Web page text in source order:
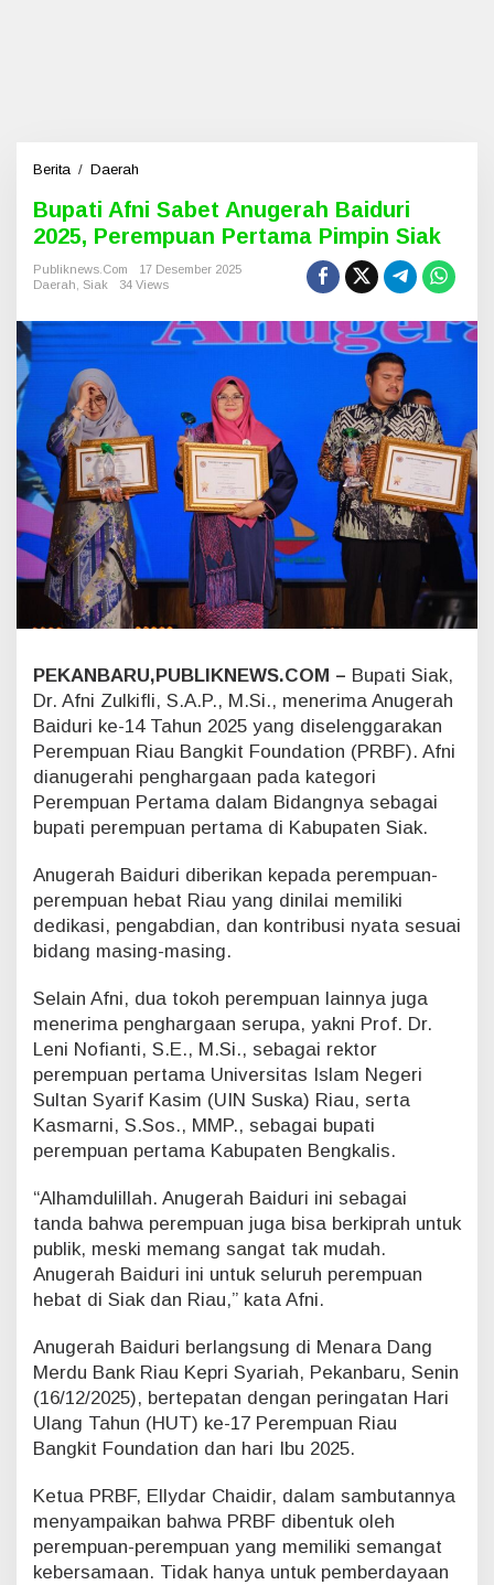
Berita / Daerah
p
a
i
e
t
A
u
g
r
h
a
i
u
r
i
2
2
,
P
e
r
p
u
a
n
P
r
t
m
a
P
i
m
p
n
S
a
Bupati Afni Sabet Anugerah Baiduri
2025, Perempuan Pertama Pimpin Siak
Publiknews.com
17 Desember 2025
Daerah Siak 34 Views
PEKANBARU,PUBLIKNEWS.COM – Bupati Siak,
Dr. Afni Zulkifli, S.A.P., M.Si., menerima Anugerah
Baiduri ke-14 Tahun 2025 yang diselenggarakan
Perempuan Riau Bangkit Foundation (PRBF). Afni
dianugerahi penghargaan pada kategori
Perempuan Pertama dalam Bidangnya sebagai
bupati perempuan pertama di Kabupaten Siak.
Anugerah Baiduri diberikan kepada perempuan-
perempuan hebat Riau yang dinilai memiliki
dedikasi, pengabdian, dan kontribusi nyata sesuai
bidang masing-masing.
Selain Afni, dua tokoh perempuan lainnya juga
menerima penghargaan serupa, yakni Prof. Dr.
Leni Nofianti, S.E., M.Si., sebagai rektor
perempuan pertama Universitas Islam Negeri
Sultan Syarif Kasim (UIN Suska) Riau, serta
Kasmarni, S.Sos., MMP., sebagai bupati
perempuan pertama Kabupaten Bengkalis.
“Alhamdulillah. Anugerah Baiduri ini sebagai
tanda bahwa perempuan juga bisa berkiprah untuk
publik, meski memang sangat tak mudah.
Anugerah Baiduri ini untuk seluruh perempuan
hebat di Siak dan Riau,” kata Afni.
Anugerah Baiduri berlangsung di Menara Dang
Merdu Bank Riau Kepri Syariah, Pekanbaru, Senin
(16/12/2025), bertepatan dengan peringatan Hari
Ulang Tahun (HUT) ke-17 Perempuan Riau
Bangkit Foundation dan hari Ibu 2025.
Ketua PRBF, Ellydar Chaidir, dalam sambutannya
menyampaikan bahwa PRBF dibentuk oleh
perempuan-perempuan yang memiliki semangat
kebersamaan. Tidak hanya untuk pemberdayaan